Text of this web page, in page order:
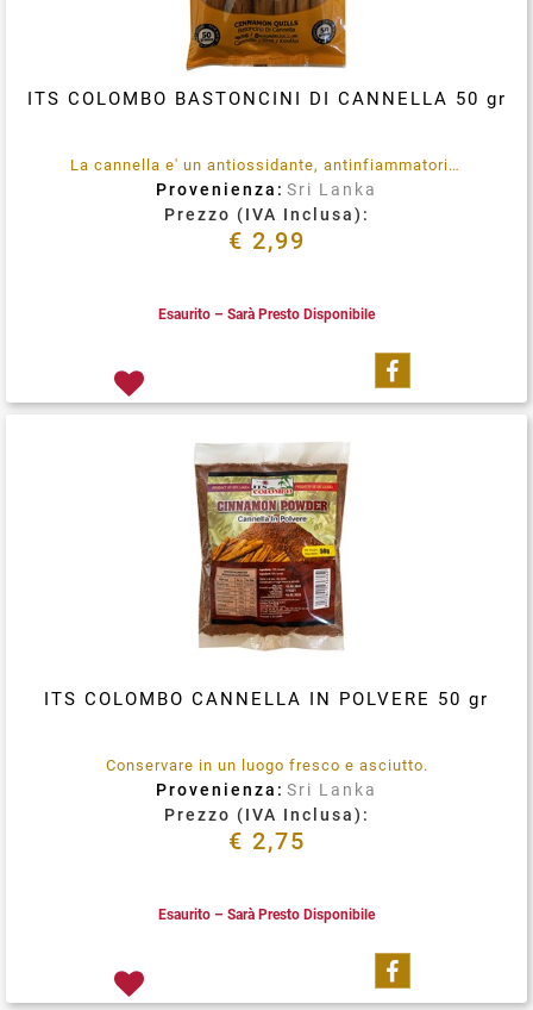
ITS COLOMBO BASTONCINI DI CANNELLA 50 gr
La cannella e' un antiossidante, antinfiammatorio e rinforza il sistema immunitario
Provenienza: Sri Lanka
Prezzo (IVA Inclusa):
€ 2,99
Esaurito – Sarà Presto Disponibile
Condividi su
ITS COLOMBO CANNELLA IN POLVERE 50 gr
Conservare in un luogo fresco e asciutto.
Provenienza: Sri Lanka
Prezzo (IVA Inclusa):
€ 2,75
Esaurito – Sarà Presto Disponibile